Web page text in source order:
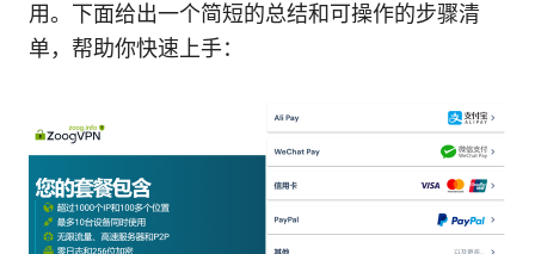
用。下面给出一个简短的总结和可操作的步骤清
单，帮助你快速上手：